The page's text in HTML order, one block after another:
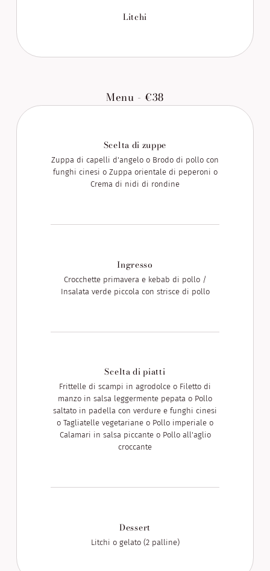
Litchi
Menu - €38
Scelta di zuppe
Zuppa di capelli d'angelo o Brodo di pollo con
funghi cinesi o Zuppa orientale di peperoni o
Crema di nidi di rondine
Ingresso
Crocchette primavera e kebab di pollo /
Insalata verde piccola con strisce di pollo
Scelta di piatti
Frittelle di scampi in agrodolce o Filetto di
manzo in salsa leggermente pepata o Pollo
saltato in padella con verdure e funghi cinesi
o Tagliatelle vegetariane o Pollo imperiale o
Calamari in salsa piccante o Pollo all'aglio
croccante
Dessert
Litchi o gelato (2 palline)